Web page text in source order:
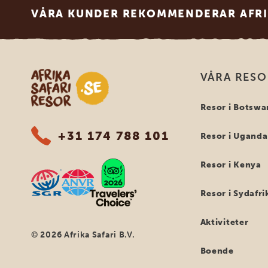
VÅRA KUNDER REKOMMENDERAR
Safari-resor i Afrika
+31 174 788 101
© 2026 Afrika Safari B.V.
VÅRA
Resor i
Resor i Uganda
Resor i Kenya
Resor i
Aktiviteter
Boende